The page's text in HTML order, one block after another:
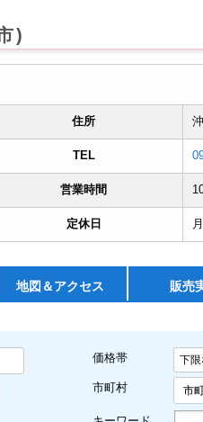
)
住所
TEL
営業時間
定休日
地図＆アクセス 販売
価格帯
市町村 市